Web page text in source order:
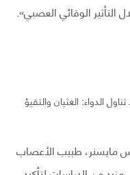
الوقائي العصبي».
الدواء: الغثيان والتقيؤ
مايسنر، طبيب الأعصاب